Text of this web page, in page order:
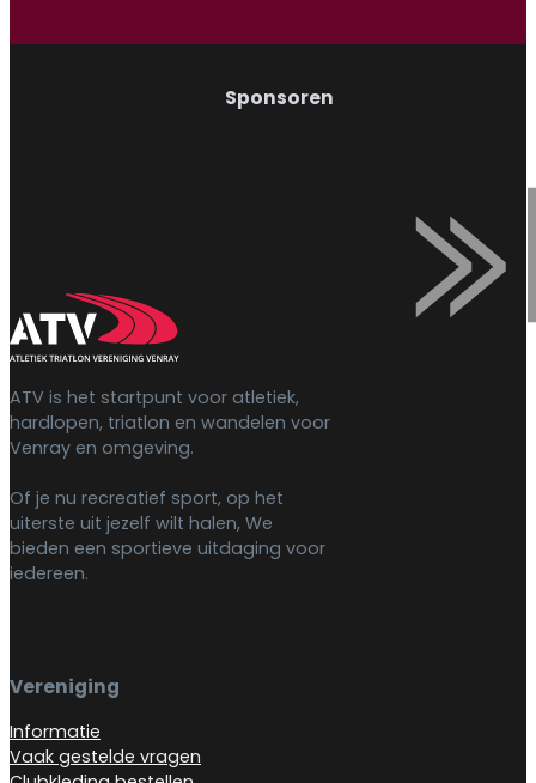
Sponsoren
ATV is het startpunt voor atletiek,
hardlopen, triatlon en wandelen voor
Venray en omgeving.
Of je nu recreatief sport, op het
uiterste uit jezelf wilt halen, We
bieden een sportieve uitdaging voor
iedereen.
Vereniging
Informatie
Vaak gestelde vragen